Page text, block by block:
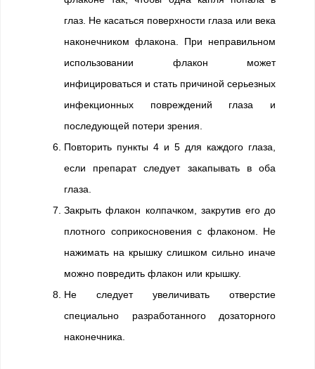
глаз. Не касаться поверхности глаза или века
наконечником флакона. При неправильном
использовании флакон может
инфицироваться и стать причиной серьезных
инфекционных повреждений глаза и
последующей потери зрения.
Повторить пункты 4 и 5 для каждого глаза,
если препарат следует закапывать в оба
глаза.
Закрыть флакон колпачком, закрутив его до
плотного соприкосновения с флаконом. Не
нажимать на крышку слишком сильно иначе
можно повредить флакон или крышку.
Не следует увеличивать отверстие
специально разработанного дозаторного
наконечника.